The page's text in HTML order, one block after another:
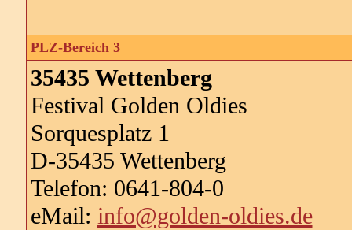
PLZ-Bereich 3
35435 Wettenberg
Festival Golden Oldies
Sorquesplatz 1
D-35435 Wettenberg
Telefon: 0641-804-0
eMail: info@golden-oldies.de